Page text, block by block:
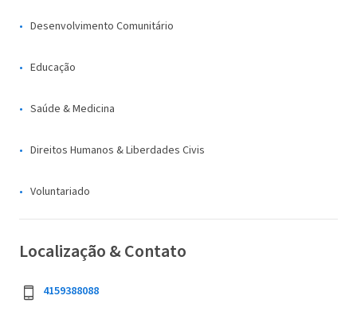
Desenvolvimento Comunitário
Educação
Saúde & Medicina
Direitos Humanos & Liberdades Civis
Voluntariado
Localização & Contato
4159388088